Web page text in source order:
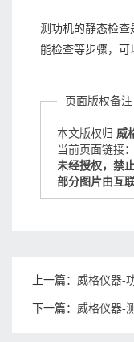
测功机的静态检
能检查等步骤，可
页面版权备注
本文版权归 威
当前页面链接
未经授权，禁
部分图片由互
上一篇： 威格仪器-
下一篇： 威格仪器-